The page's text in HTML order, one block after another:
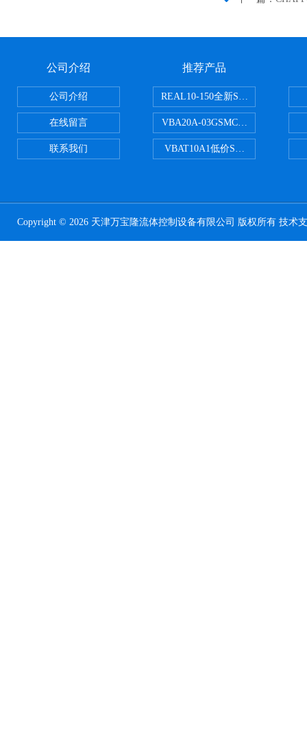
公司介绍
公司介绍
在线留言
联系我们
推荐产品
REAL10-150全新SMC正弦无杆缸
VBA20A-03GSMC增压阀VBA-
VBAT10A1低价SMC储气罐VBAT
Copyright © 2026 天津万宝隆流体控制设备有限公司 版权所有 技术